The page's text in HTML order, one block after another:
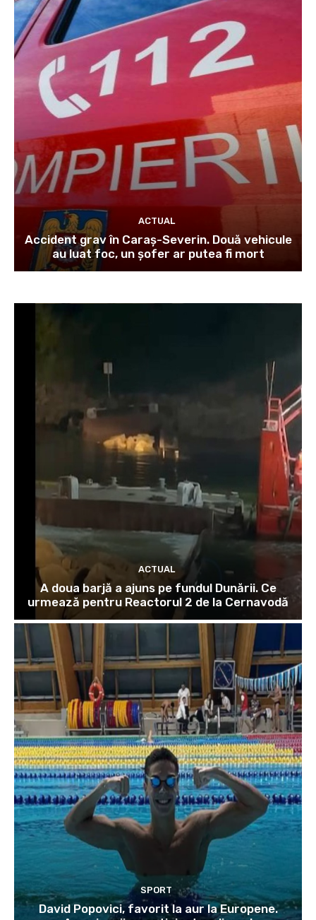
ACTUAL
Accident grav în Caraș-Severin. Două vehicule
au luat foc, un șofer ar putea fi mort
ACTUAL
A doua barjă a ajuns pe fundul Dunării. Ce
urmează pentru Reactorul 2 de la Cernavodă
SPORT
David Popovici, favorit la aur la Europene.